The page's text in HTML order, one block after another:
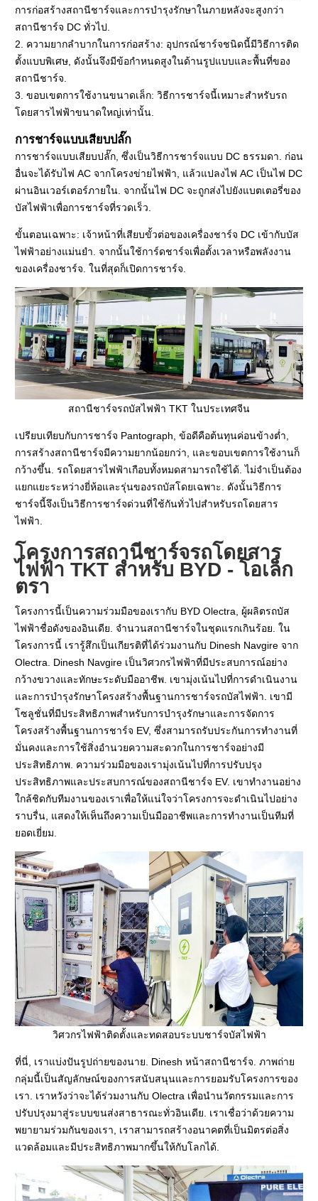
การก่อสร้างสถานีชาร์จและการบำรุงรักษาในภายหลังจะสูงกว่า
สถานีชาร์จ DC ทั่วไป.
2. ความยากลำบากในการก่อสร้าง: อุปกรณ์ชาร์จชนิดนี้มีวิธีการติด
ตั้งแบบพิเศษ, ดังนั้นจึงมีข้อกำหนดสูงในด้านรูปแบบและพื้นที่ของ
สถานีชาร์จ.
3. ขอบเขตการใช้งานขนาดเล็ก: วิธีการชาร์จนี้เหมาะสำหรับรถ
โดยสารไฟฟ้าขนาดใหญ่เท่านั้น.
การชาร์จแบบเสียบปลั๊ก
การชาร์จแบบเสียบปลั๊ก, ซึ่งเป็นวิธีการชาร์จแบบ DC ธรรมดา. ก่อน
อื่นจะได้รับไฟ AC จากโครงข่ายไฟฟ้า, แล้วแปลงไฟ AC เป็นไฟ DC
ผ่านอินเวอร์เตอร์ภายใน. จากนั้นไฟ DC จะถูกส่งไปยังแบตเตอรี่ของ
บัสไฟฟ้าเพื่อการชาร์จที่รวดเร็ว.
ขั้นตอนเฉพาะ: เจ้าหน้าที่เสียบขั้วต่อของเครื่องชาร์จ DC เข้ากับบัส
ไฟฟ้าอย่างแม่นยำ. จากนั้นใช้การ์ดชาร์จเพื่อตั้งเวลาหรือพลังงาน
ของเครื่องชาร์จ. ในที่สุดก็เปิดการชาร์จ.
สถานีชาร์จรถบัสไฟฟ้า TKT ในประเทศจีน
เปรียบเทียบกับการชาร์จ Pantograph, ข้อดีคือต้นทุนค่อนข้างต่ำ,
การสร้างสถานีชาร์จมีความยากน้อยกว่า, และขอบเขตการใช้งานก็
กว้างขึ้น. รถโดยสารไฟฟ้าเกือบทั้งหมดสามารถใช้ได้. ไม่จำเป็นต้อง
แยกแยะระหว่างยี่ห้อและรุ่นของรถบัสโดยเฉพาะ. ดังนั้นวิธีการ
ชาร์จนี้จึงเป็นวิธีการชาร์จด่วนที่ใช้กันทั่วไปสำหรับรถโดยสาร
ไฟฟ้า.
โครงการสถานีชาร์จรถโดยสาร
ไฟฟ้า TKT สำหรับ BYD - โอเล็ก
ตรา
โครงการนี้เป็นความร่วมมือของเรากับ BYD Olectra, ผู้ผลิตรถบัส
ไฟฟ้าชื่อดังของอินเดีย. จำนวนสถานีชาร์จในชุดแรกเกินร้อย. ใน
โครงการนี้ เรารู้สึกเป็นเกียรติที่ได้ร่วมงานกับ Dinesh Navgire จาก
Olectra. Dinesh Navgire เป็นวิศวกรไฟฟ้าที่มีประสบการณ์อย่าง
กว้างขวางและทักษะระดับมืออาชีพ. เขามุ่งเน้นไปที่การดำเนินงาน
และการบำรุงรักษาโครงสร้างพื้นฐานการชาร์จรถบัสไฟฟ้า. เขามี
โซลูชั่นที่มีประสิทธิภาพสำหรับการบำรุงรักษาและการจัดการ
โครงสร้างพื้นฐานการชาร์จ EV, ซึ่งสามารถรับประกันการทำงานที่
มั่นคงและการใช้สิ่งอำนวยความสะดวกในการชาร์จอย่างมี
ประสิทธิภาพ. ความร่วมมือของเรามุ่งเน้นไปที่การปรับปรุง
ประสิทธิภาพและประสบการณ์ของสถานีชาร์จ EV. เขาทำงานอย่าง
ใกล้ชิดกับทีมงานของเราเพื่อให้แน่ใจว่าโครงการจะดำเนินไปอย่าง
ราบรื่น, แสดงให้เห็นถึงความเป็นมืออาชีพและการทำงานเป็นทีมที่
ยอดเยี่ยม.
วิศวกรไฟฟ้าติดตั้งและทดสอบระบบชาร์จบัสไฟฟ้า
ที่นี่, เราแบ่งปันรูปถ่ายของนาย. Dinesh หน้าสถานีชาร์จ. ภาพถ่าย
กลุ่มนี้เป็นสัญลักษณ์ของการสนับสนุนและการยอมรับโครงการของ
เรา. เราหวังว่าจะได้ร่วมงานกับ Olectra เพื่อนำนวัตกรรมและการ
ปรับปรุงมาสู่ระบบขนส่งสาธารณะทั่วอินเดีย. เราเชื่อว่าด้วยความ
พยายามร่วมกันของเรา, เราสามารถสร้างอนาคตที่เป็นมิตรต่อสิ่ง
แวดล้อมและมีประสิทธิภาพมากขึ้นให้กับโลกได้.